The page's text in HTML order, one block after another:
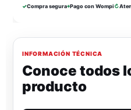
✓Compra segura⌖Pago con Wompi↻
INFORMACIÓN TÉCNICA
Conoce todos
producto